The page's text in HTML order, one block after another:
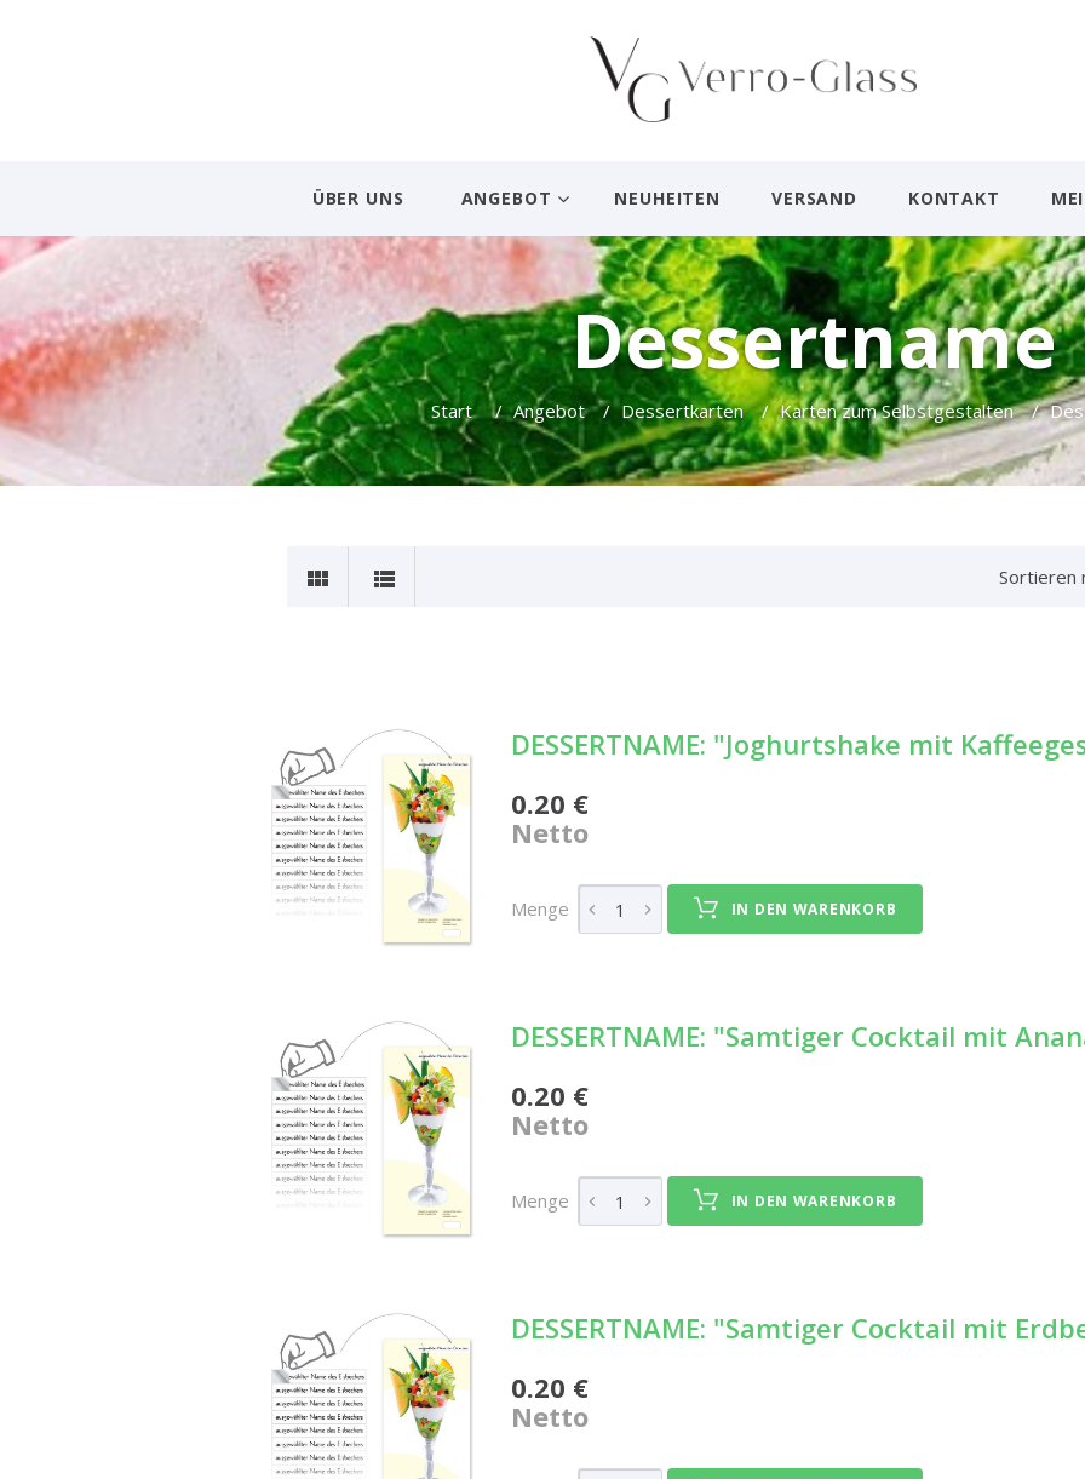
ÜBER UNS ANGEBOT NEUHEITEN VERSAND KONTAKT
Dessertname
Start / Angebot / Dessertkarten / Karten zum Selbstgestalten /
Sortieren
DESSERTNAME: "Joghurtshake mit
0.20 €
Netto
Menge IN DEN WARENKORB
DESSERTNAME: "Samtiger Cocktail mit
0.20 €
Netto
Menge IN DEN WARENKORB
DESSERTNAME: "Samtiger Cocktail mit
0.20 €
Netto